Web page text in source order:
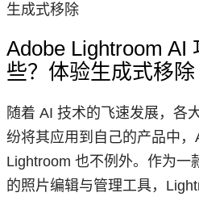
Adobe Lightroom AI
些？体验生成式移除
随着 AI 技术的飞速发展，各
纷将其应用到自己的产品中，
Lightroom 也不例外。作为一
的照片编辑与管理工具，